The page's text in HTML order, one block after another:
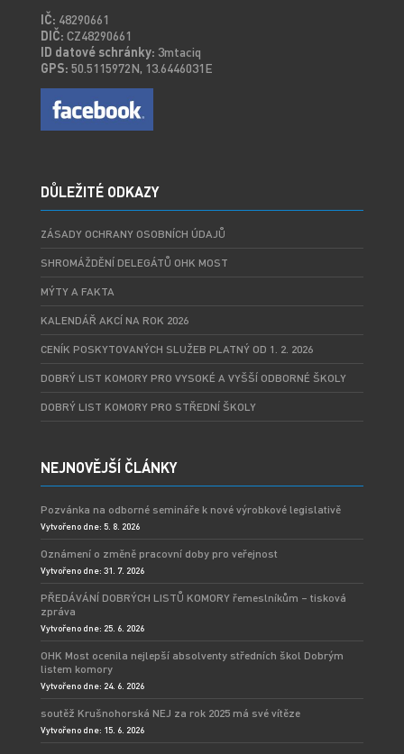
IČ: 48290661
DIČ: CZ48290661
ID datové schránky: 3mtaciq
GPS: 50.5115972N, 13.6446031E
DŮLEŽITÉ ODKAZY
ZÁSADY OCHRANY OSOBNÍCH ÚDAJŮ
SHROMÁŽDĚNÍ DELEGÁTŮ OHK MOST
MÝTY A FAKTA
KALENDÁŘ AKCÍ NA ROK 2026
CENÍK POSKYTOVANÝCH SLUŽEB PLATNÝ OD 1. 2. 2026
DOBRÝ LIST KOMORY PRO VYSOKÉ A VYŠŠÍ ODBORNÉ ŠKOLY
DOBRÝ LIST KOMORY PRO STŘEDNÍ ŠKOLY
NEJNOVĚJŠÍ ČLÁNKY
Pozvánka na odborné semináře k nové výrobkové legislativě
Vytvořeno dne: 5. 8. 2026
Oznámení o změně pracovní doby pro veřejnost
Vytvořeno dne: 31. 7. 2026
PŘEDÁVÁNÍ DOBRÝCH LISTŮ KOMORY řemeslníkům – tisková
zpráva
Vytvořeno dne: 25. 6. 2026
OHK Most ocenila nejlepší absolventy středních škol Dobrým
listem komory
Vytvořeno dne: 24. 6. 2026
soutěž Krušnohorská NEJ za rok 2025 má své vítěze
Vytvořeno dne: 15. 6. 2026